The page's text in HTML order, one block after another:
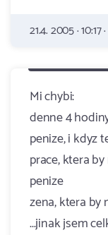
21.4. 2005 · 10:17
Mi chybi:
denne 4
penize, i kdyz
prace, ktera
penize
zena, ktera by
...jinak jsem